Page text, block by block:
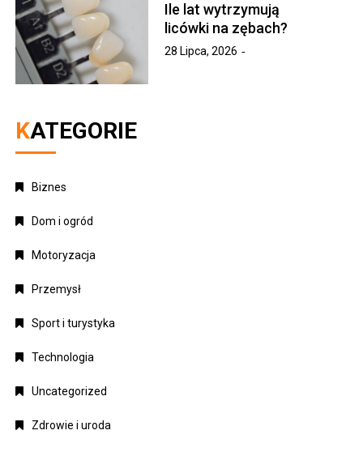
Ile lat wytrzymują
licówki na zębach?
28 Lipca, 2026
KATEGORIE
Biznes
Dom i ogród
Motoryzacja
Przemysł
Sport i turystyka
Technologia
Uncategorized
Zdrowie i uroda